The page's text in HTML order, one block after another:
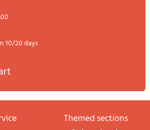
10/20 days
themed sections